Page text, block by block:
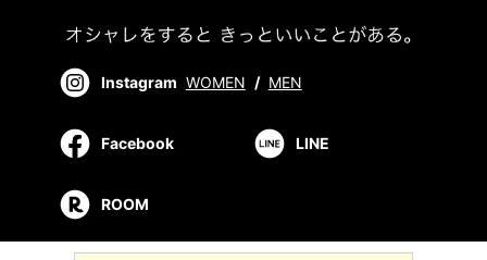
Instagram WOMEN / MEN
Facebook LINE
ROOM